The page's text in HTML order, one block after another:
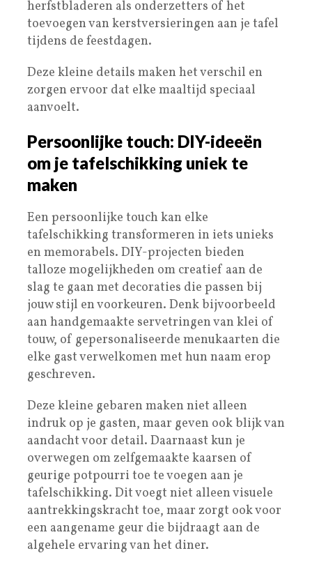
herfstbladeren als onderzetters of het
toevoegen van kerstversieringen aan je tafel
tijdens de feestdagen.
Deze kleine details maken het verschil en
zorgen ervoor dat elke maaltijd speciaal
aanvoelt.
Persoonlijke touch: DIY-ideeën
om je tafelschikking uniek te
maken
Een persoonlijke touch kan elke
tafelschikking transformeren in iets unieks
en memorabels. DIY-projecten bieden
talloze mogelijkheden om creatief aan de
slag te gaan met decoraties die passen bij
jouw stijl en voorkeuren. Denk bijvoorbeeld
aan handgemaakte servetringen van klei of
touw, of gepersonaliseerde menukaarten die
elke gast verwelkomen met hun naam erop
geschreven.
Deze kleine gebaren maken niet alleen
indruk op je gasten, maar geven ook blijk van
aandacht voor detail. Daarnaast kun je
overwegen om zelfgemaakte kaarsen of
geurige potpourri toe te voegen aan je
tafelschikking. Dit voegt niet alleen visuele
aantrekkingskracht toe, maar zorgt ook voor
een aangename geur die bijdraagt aan de
algehele ervaring van het diner.